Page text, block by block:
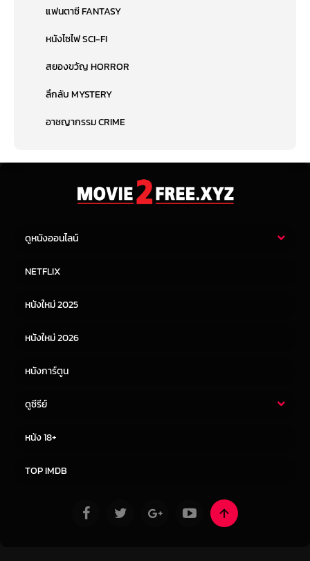
แฟนตาซี FANTASY
หนังไซไฟ SCI-FI
สยองขวัญ HORROR
ลึกลับ MYSTERY
อาชญากรรม CRIME
ดูหนังออนไลน์
หนังจีน
NETFLIX
หนังใหม่ 2025
หนังใหม่ 2026
หนังการ์ตูน
ดูซีรีย์
หนัง 18+
TOP IMDB